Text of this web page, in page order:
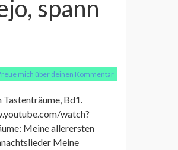
spann
mich über deinen Kommentar
Bd1.
watch?
Meine allerersten
Meine